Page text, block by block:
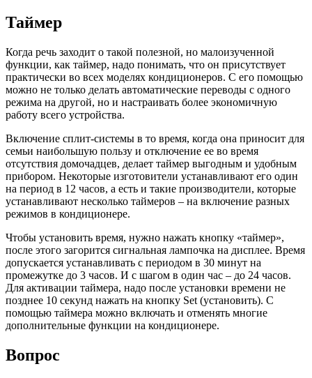
Таймер
Когда речь заходит о такой полезной, но малоизученной
функции, как таймер, надо понимать, что он присутствует
практически во всех моделях кондиционеров. С его помощью
можно не только делать автоматические переводы с одного
режима на другой, но и настраивать более экономичную
работу всего устройства.
Включение сплит-системы в то время, когда она приносит для
семьи наибольшую пользу и отключение ее во время
отсутствия домочадцев, делает таймер выгодным и удобным
прибором. Некоторые изготовители устанавливают его один
на период в 12 часов, а есть и такие производители, которые
устанавливают несколько таймеров – на включение разных
режимов в кондиционере.
Чтобы установить время, нужно нажать кнопку «таймер»,
после этого загорится сигнальная лампочка на дисплее. Время
допускается устанавливать с периодом в 30 минут на
промежутке до 3 часов. И с шагом в один час – до 24 часов.
Для активации таймера, надо после установки времени не
позднее 10 секунд нажать на кнопку Set (установить). С
помощью таймера можно включать и отменять многие
дополнительные функции на кондиционере.
Вопрос